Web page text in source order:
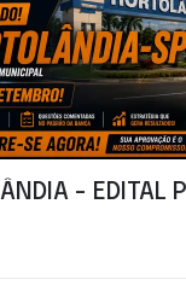
- EDITAL